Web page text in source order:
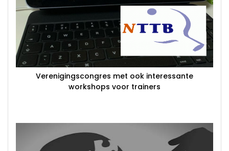
Verenigingscongres met ook interessante
workshops voor trainers